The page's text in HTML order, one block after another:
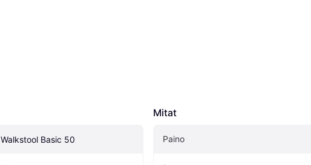
Walkstool Basic 50
Mitat
Paino